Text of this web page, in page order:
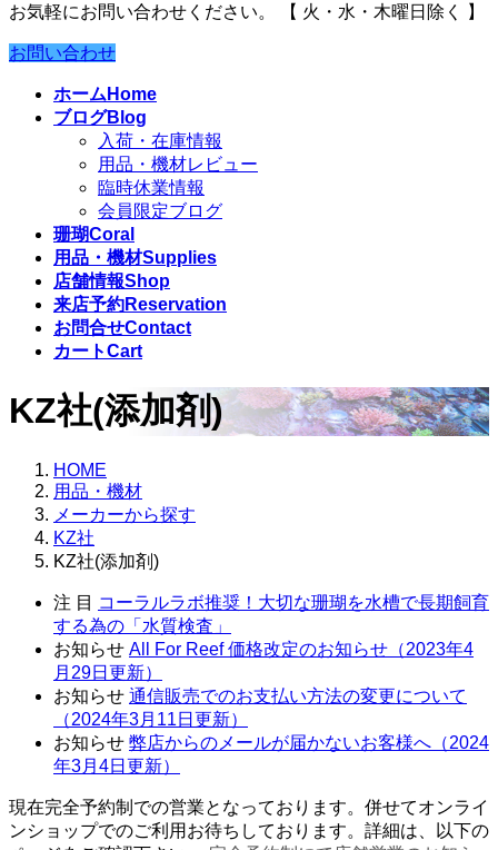
お気軽にお問い合わせください。 【 火・水・木曜日除く 】
お問い合わせ
ホーム Home
ブログBlog
入荷・在庫情報
用品・機材レビュー
臨時休業情報
会員限定ブログ
珊瑚Coral
用品・機材Supplies
店舗情報Shop
来店予約Reservation
お問合せContact
カートCart
KZ社(添加剤)
HOME
用品・機材
メーカーから探す
KZ社
KZ社(添加剤)
注 目 コーラルラボ推奨！大切な珊瑚を水槽で長期飼育
する為の「水質検査」
お知らせ All For Reef 価格改定のお知らせ（2023年4
月29日更新）
お知らせ 通信販売でのお支払い方法の変更について
（2024年3月11日更新）
お知らせ 弊店からのメールが届かないお客様へ（2024
年3月4日更新）
現在完全予約制での営業となっております。併せてオンライ
ンショップでのご利用お待ちしております。詳細は、以下の